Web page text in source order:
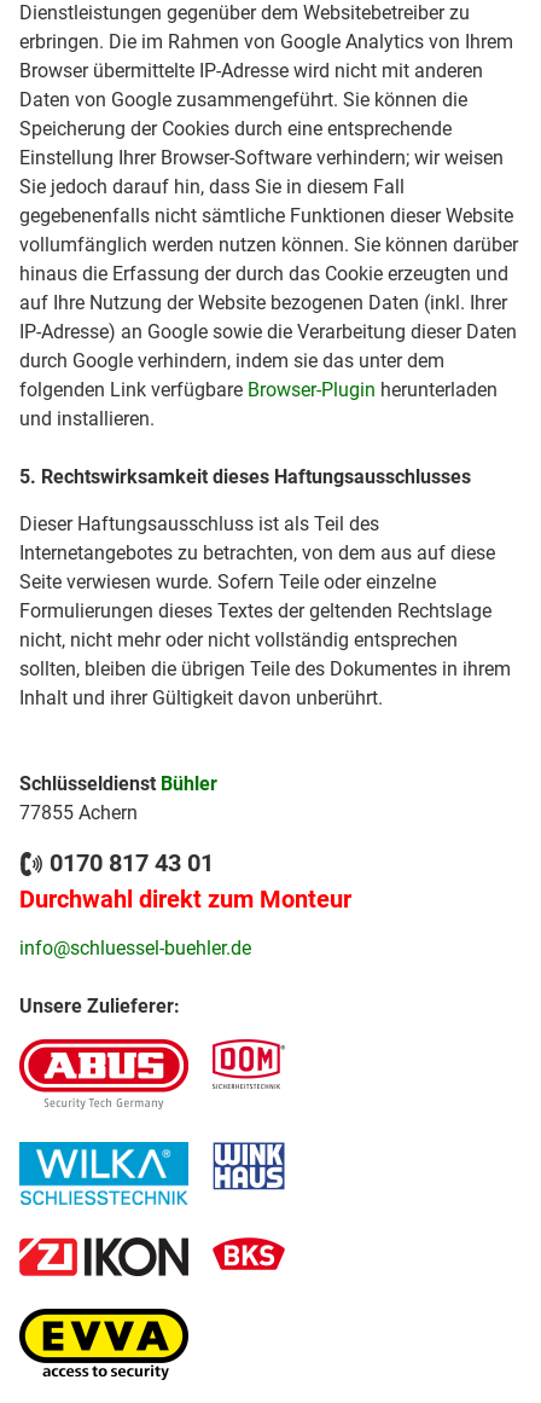
Dienstleistungen gegenüber dem Websitebetreiber zu
erbringen. Die im Rahmen von Google Analytics von Ihrem
Browser übermittelte IP-Adresse wird nicht mit anderen
Daten von Google zusammengeführt. Sie können die
Speicherung der Cookies durch eine entsprechende
Einstellung Ihrer Browser-Software verhindern; wir weisen
Sie jedoch darauf hin, dass Sie in diesem Fall
gegebenenfalls nicht sämtliche Funktionen dieser Website
vollumfänglich werden nutzen können. Sie können darüber
hinaus die Erfassung der durch das Cookie erzeugten und
auf Ihre Nutzung der Website bezogenen Daten (inkl. Ihrer
IP-Adresse) an Google sowie die Verarbeitung dieser Daten
durch Google verhindern, indem sie das unter dem
folgenden Link verfügbare Browser-Plugin herunterladen
und installieren.
5. Rechtswirksamkeit dieses Haftungsausschlusses
Dieser Haftungsausschluss ist als Teil des
Internetangebotes zu betrachten, von dem aus auf diese
Seite verwiesen wurde. Sofern Teile oder einzelne
Formulierungen dieses Textes der geltenden Rechtslage
nicht, nicht mehr oder nicht vollständig entsprechen
sollten, bleiben die übrigen Teile des Dokumentes in ihrem
Inhalt und ihrer Gültigkeit davon unberührt.
Schlüsseldienst Bühler
77855 Achern
0170 817 43 01
Durchwahl direkt zum Monteur
info@schluessel-buehler.de
Unsere Zulieferer: